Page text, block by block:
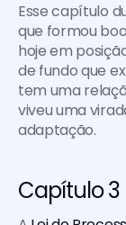
Esse capítulo
que formou
hoje em
de fundo que
tem uma
viveu uma
adaptação.
Capítulo 3